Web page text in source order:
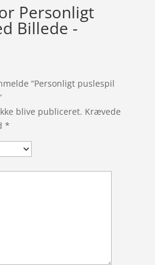
Personligt
Billede -
“Personligt puslespil
blive publiceret. Krævede
*